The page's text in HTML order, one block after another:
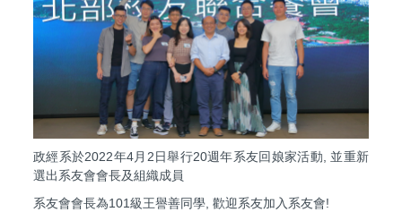
政經系於2022年4月2日舉行20週年系友回娘家活動, 並重新
選出系友會會長及組織成員
系友會會長為101級王譽善同學, 歡迎系友加入系友會!